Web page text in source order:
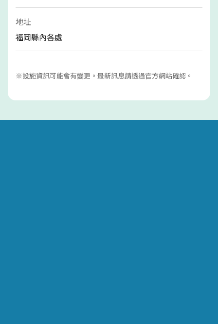
地址
福岡縣內各處
※設施資訊可能會有變更。最新訊息請透過官方網站確認。